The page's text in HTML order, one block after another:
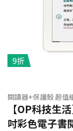
9折
閱讀器+保護殼 超值
【OP科技生
吋彩色電子書